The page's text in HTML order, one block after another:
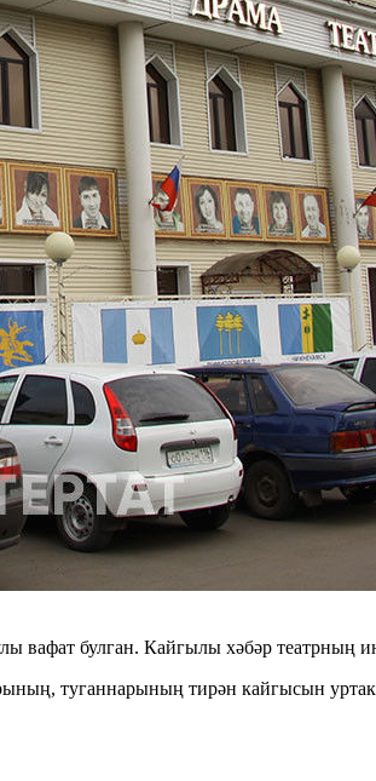
вафат булган. Кайгылы хәбәр театрның
туганнарының тирән кайгысын